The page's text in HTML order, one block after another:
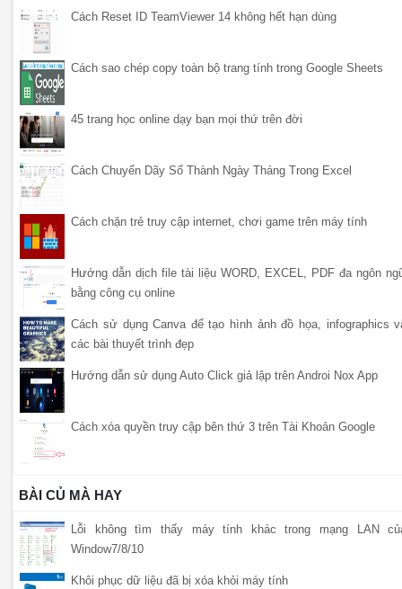
Cách Reset ID TeamViewer 14 không hết hạn dùng
Cách sao chép copy toàn bộ trang tính trong Google Sheets
45 trang học online dạy bạn mọi thứ trên đời
Cách Chuyển Dãy Số Thành Ngày Tháng Trong Excel
Cách chặn trẻ truy cập internet, chơi game trên máy tính
Hướng dẫn dịch file tài liệu WORD, EXCEL, PDF đa ngôn
bằng công cụ online
Cách sử dụng Canva để tạo hình ảnh đồ họa, infographics
các bài thuyết trình đẹp
Hướng dẫn sử dụng Auto Click giả lập trên Androi Nox App
Cách xóa quyền truy cập bên thứ 3 trên Tài Khoản Google
BÀI CỦ MÀ HAY
Lỗi không tìm thấy máy tính khác trong mạng LAN
Window7/8/10
Khôi phục dữ liệu đã bị xóa khỏi máy tính